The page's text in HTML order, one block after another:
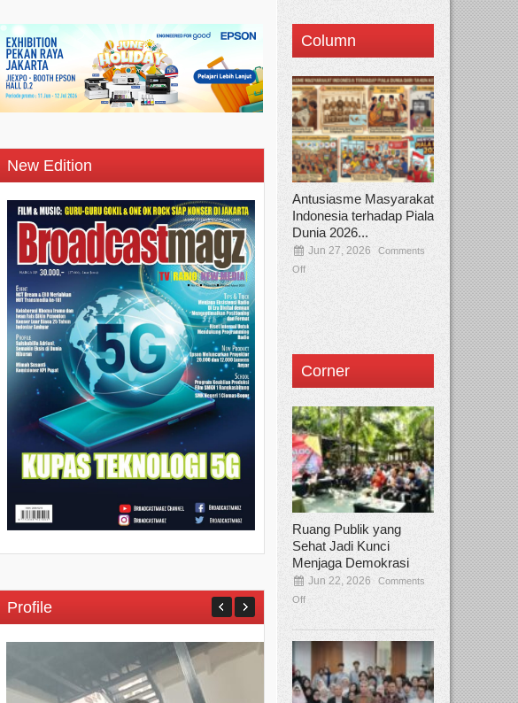
New Edition
Profile
Column
Antusiasme Masyarakat
Indonesia terhadap Piala
Dunia 2026...
Jun 27, 2026
Comments
Off
Corner
Ruang Publik yang
Sehat Jadi Kunci
Menjaga Demokrasi
Jun 22, 2026
Comments
Off